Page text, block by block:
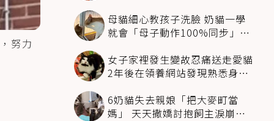
努力
母貓細心教孩子洗臉 奶貓一學
就會「母子動作100%同步」網
女子家裡發生變故忍痛送走愛貓
2年後在領養網站發現熟悉身影
6奶貓失去親娘「把大麥町當
媽」 天天撒嬌討抱飼主淚崩：